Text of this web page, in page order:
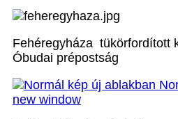
Fehéregyháza tükörfordított
Óbudai prépostság